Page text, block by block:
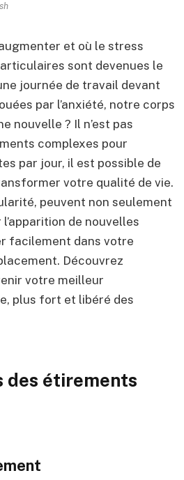
et où le stress
sont devenues le
journée de travail devant
par l’anxiété, notre corps
nouvelle ? Il n’est pas
complexes pour
par jour, il est possible de
votre qualité de vie.
peuvent non seulement
de nouvelles
facilement dans votre
Découvrez
votre meilleur
plus fort et libéré des
des étirements